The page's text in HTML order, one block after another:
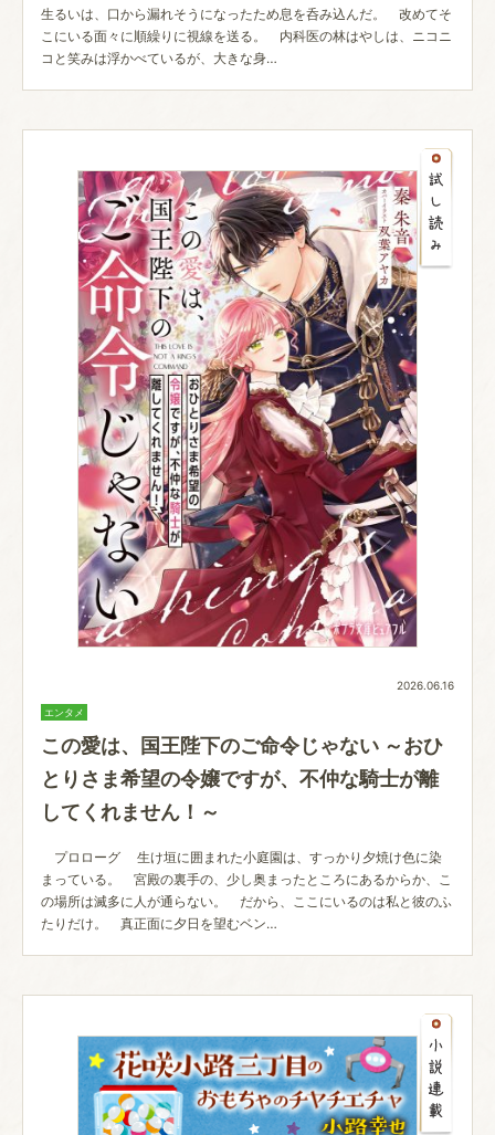
生るいは、口から漏れそうになったため息を呑み込んだ。 改めてそ
こにいる面々に順繰りに視線を送る。 内科医の林はやしは、ニコニ
コと笑みは浮かべているが、大きな身…
2026.06.16
エンタメ
この愛は、国王陛下のご命令じゃない ～おひ
とりさま希望の令嬢ですが、不仲な騎士が離
してくれません！～
プロローグ 生け垣に囲まれた小庭園は、すっかり夕焼け色に染
まっている。 宮殿の裏手の、少し奥まったところにあるからか、こ
の場所は滅多に人が通らない。 だから、ここにいるのは私と彼のふ
たりだけ。 真正面に夕日を望むベン…